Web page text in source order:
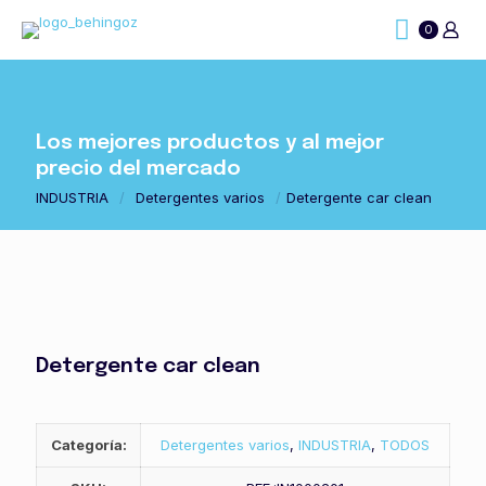
0
Los mejores productos y al mejor
precio del mercado
INDUSTRIA / Detergentes varios / Detergente car clean
Detergente car clean
Categoría: Detergentes varios, INDUSTRIA, TODOS